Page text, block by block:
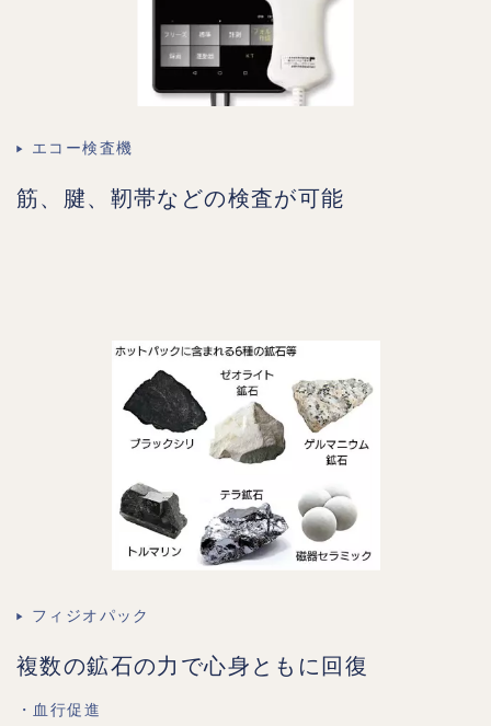
エコー検査機
筋、腱、靭帯などの検査が可能
フィジオパック
複数の鉱石の力で心身ともに回復
・血行促進